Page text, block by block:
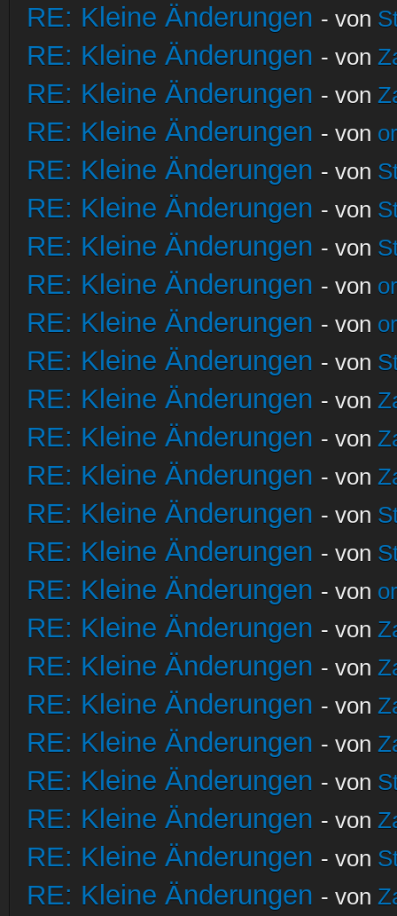
RE: Kleine Änderungen - von
RE: Kleine Änderungen - von
RE: Kleine Änderungen - von
RE: Kleine Änderungen - von
RE: Kleine Änderungen - von
RE: Kleine Änderungen - von
RE: Kleine Änderungen - von
RE: Kleine Änderungen - von
RE: Kleine Änderungen - von
RE: Kleine Änderungen - von
RE: Kleine Änderungen - von
RE: Kleine Änderungen - von
RE: Kleine Änderungen - von
RE: Kleine Änderungen - von
RE: Kleine Änderungen - von
RE: Kleine Änderungen - von
RE: Kleine Änderungen - von
RE: Kleine Änderungen - von
RE: Kleine Änderungen - von
RE: Kleine Änderungen - von
RE: Kleine Änderungen - von
RE: Kleine Änderungen - von
RE: Kleine Änderungen - von
RE: Kleine Änderungen - von